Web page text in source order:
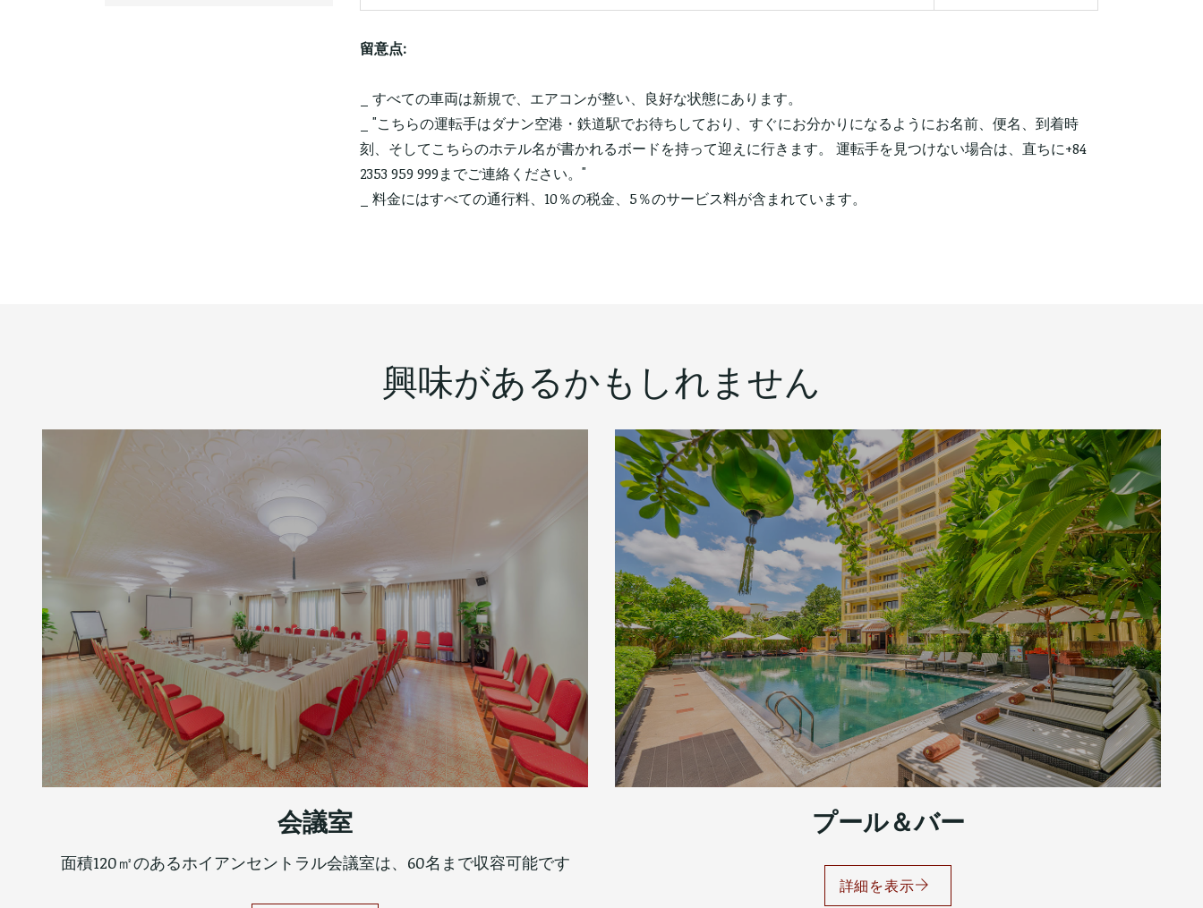
留意点:
_ すべての車両は新規で、エアコンが整い、良好な状態にあります。
_ "こちらの運転手はダナン空港・鉄道駅でお待ちしており、すぐにお分かりになるようにお名前、便名、到着時
刻、そしてこちらのホテル名が書かれるボードを持って迎えに行きます。 運転手を見つけない場合は、直ちに+84
2353 959 999までご連絡ください。"
_ 料金にはすべての通行料、10％の税金、5％のサービス料が含まれています。
興味があるかもしれません
会議室
面積120㎡のあるホイアンセントラル会議室は、60名まで収容可能です
プール＆バー
詳細を表示